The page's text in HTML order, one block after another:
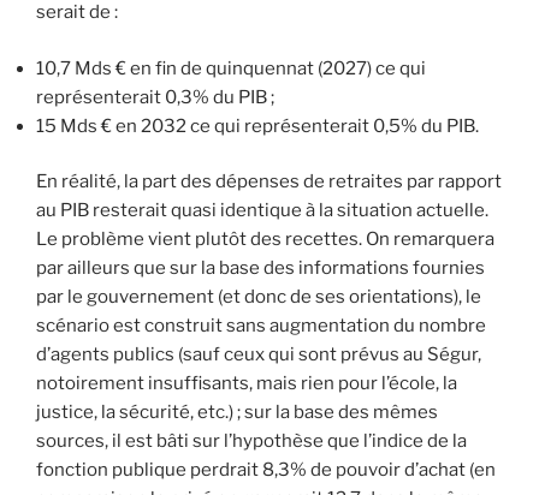
serait de :
10,7 Mds € en fin de quinquennat (2027) ce qui
représenterait 0,3% du PIB ;
15 Mds € en 2032 ce qui représenterait 0,5% du PIB.
En réalité, la part des dépenses de retraites par rapport
au PIB resterait quasi identique à la situation actuelle.
Le problème vient plutôt des recettes. On remarquera
par ailleurs que sur la base des informations fournies
par le gouvernement (et donc de ses orientations), le
scénario est construit sans augmentation du nombre
d’agents publics (sauf ceux qui sont prévus au Ségur,
notoirement insuffisants, mais rien pour l’école, la
justice, la sécurité, etc.) ; sur la base des mêmes
sources, il est bâti sur l’hypothèse que l’indice de la
fonction publique perdrait 8,3% de pouvoir d’achat (en